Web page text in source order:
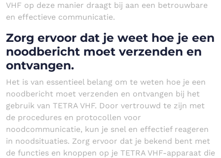
VHF op deze manier draagt bij aan een betrouwbare
en effectieve communicatie.
Zorg ervoor dat je weet hoe je een
noodbericht moet verzenden en
ontvangen.
Het is van essentieel belang om te weten hoe je een
noodbericht moet verzenden en ontvangen bij het
gebruik van TETRA VHF. Door vertrouwd te zijn met
de procedures en protocollen voor
noodcommunicatie, kun je snel en effectief reageren
in noodsituaties. Zorg ervoor dat je bekend bent met
de functies en knoppen op je TETRA VHF-apparaat die